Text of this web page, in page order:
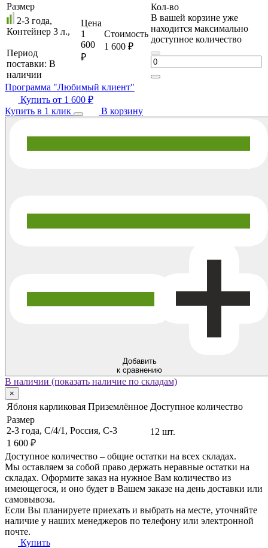
Размер
2-3 года,
Контейнер 3 л.,
Период
поставки: В
наличии
Цена
1
600
₽
Стоимость
1 600 ₽
Кол-во
В вашей корзине уже
находится максимально
доступное количество
Программа "Любимый клиент"
Купить от 1 600 ₽
Купить в 1 клик
В корзину
Добавить
к сравнению
В наличии (показать наличие по складам)
×
Яблоня карликовая Приземлённое Доступное количество
Размер
2-3 года, C/4/1, Россия, C-3
1 600 ₽
12 шт.
Доступное количество – общие остатки на всех складах.
Мы оставляем за собой право держать неравные остатки на
складах. Оформите заказ на нужное Вам количество из
имеющегося, и оно будет в Вашем заказе на день доставки или
самовывоза.
Если Вы планируете приехать и выбрать на месте, уточняйте
наличие у наших менеджеров по телефону или электронной
почте.
Купить